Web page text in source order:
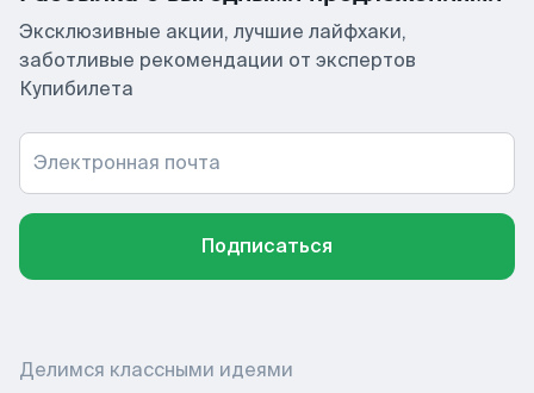
Эксклюзивные акции, лучшие лайфхаки,
заботливые рекомендации от экспертов
Купибилета
Электронная почта
Подписаться
Делимся классными идеями